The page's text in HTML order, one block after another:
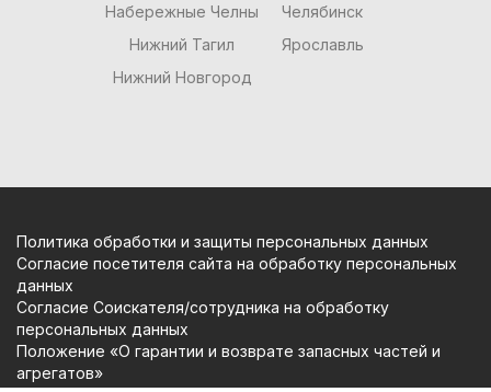
Набережные Челны
Нижний Тагил
Нижний Новгород
Челябинск
Ярославль
Политика обработки и защиты персональных данных
Согласие посетителя сайта на обработку персональных
данных
Согласие Соискателя/сотрудника на обработку
персональных данных
Положение «О гарантии и возврате запасных частей и
агрегатов»